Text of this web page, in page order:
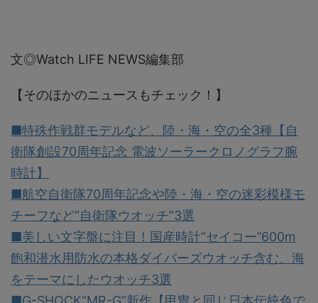
文◎Watch LIFE NEWS編集部
【そのほかのニュースもチェック！】
■特殊作戦群モデルなど、陸・海・空の全3種【自
衛隊創設70周年記念 電波ソーラークロノグラフ腕
時計】
■航空自衛隊70周年記念や陸・海・空の迷彩模様モ
チーフなど“自衛隊ウオッチ”3選
■美しい文字盤に注目！国産時計“セイコー”600m
飽和潜水用防水の本格ダイバーズウオッチ含む、海
をテーマにしたウオッチ3選